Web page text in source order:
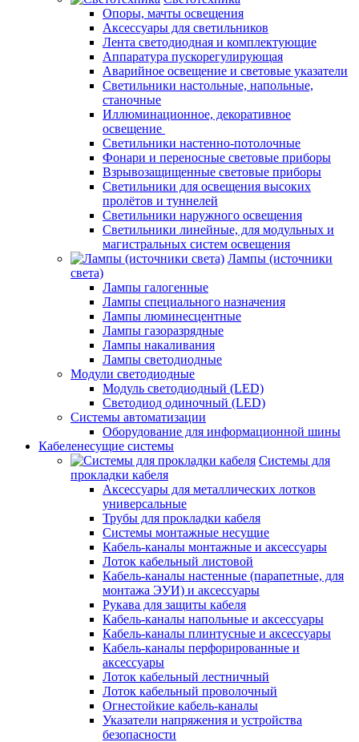
Опоры, мачты освещения
Аксессуары для светильников
Лента светодиодная и комплектующие
Аппаратура пускорегулирующая
Аварийное освещение и световые указатели
Светильники настольные, напольные,
станочные
Иллюминационное, декоративное
освещение
Светильники настенно-потолочные
Фонари и переносные световые приборы
Взрывозащищенные световые приборы
Светильники для освещения высоких
пролётов и туннелей
Светильники наружного освещения
Светильники линейные, для модульных и
магистральных систем освещения
Лампы (источники
света)
Лампы галогенные
Лампы специального назначения
Лампы люминесцентные
Лампы газоразрядные
Лампы накаливания
Лампы светодиодные
Модули светодиодные
Модуль светодиодный (LED)
Светодиод одиночный (LED)
Системы автоматизации
Оборудование для информационной шины
Кабеленесущие системы
Системы для
прокладки кабеля
Аксессуары для металлических лотков
универсальные
Трубы для прокладки кабеля
Системы монтажные несущие
Кабель-каналы монтажные и аксессуары
Лоток кабельный листовой
Кабель-каналы настенные (парапетные, для
монтажа ЭУИ) и аксессуары
Рукава для защиты кабеля
Кабель-каналы напольные и аксессуары
Кабель-каналы плинтусные и аксессуары
Кабель-каналы перфорированные и
аксессуары
Лоток кабельный лестничный
Лоток кабельный проволочный
Огнестойкие кабель-каналы
Указатели напряжения и устройства
безопасности